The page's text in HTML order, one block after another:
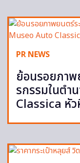
PR NEWS
ย้อนรอยภา
รกรรมในต
Classica หั